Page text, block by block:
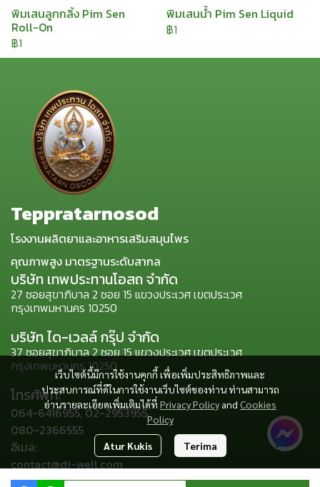
พิมเสนลูกกลิ้ง Pim Sen
Roll-On
฿1
พิมเสนน้ำ Pim Sen Liquid
฿1
เว็บไซต์นี้มีการใช้งานคุกกี้ เพื่อเพิ่มประสิทธิภาพและ
ประสบการณ์ที่ดีในการใช้งานเว็บไซต์ของท่าน ท่านสามารถ
อ่านรายละเอียดเพิ่มเติมได้ที่ Privacy Policy and Cookies
Policy
Atur Kukis Terima
Teppratarnosod
โรงงานผลิตยาและอาหารเสริมสมุนไพร
คุณภาพสูง มาตรฐานระดับสากล
บริษัท เทพประทานโอสถ จำกัด
27 ซอยสุขาภิบาล 2 ซอย 15 แขวงประเวศ เขตประเวศ
กรุงเทพมหานคร 10250
บริษัท ได-เวลล์ กรุ๊ป จำกัด
37 ซอยสุขาภิบาล 2 ซอย 15 แขวงประเวศ เขตประเวศ
กรุงเทพมหานคร 10250
โทรศัพท์:
064-6416955, 02-2953955,
080-2366555
อีเมล:
contact@di-well.com